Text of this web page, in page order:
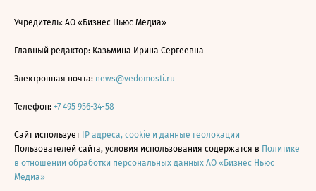
Учредитель: АО «Бизнес Ньюс Медиа»
Главный редактор: Казьмина Ирина Сергеевна
Электронная почта: news@vedomosti.ru
Телефон: +7 495 956-34-58
Сайт использует IP адреса, cookie и данные геолокации
Пользователей сайта, условия использования содержатся в Политике
в отношении обработки персональных данных АО «Бизнес Ньюс
Медиа»